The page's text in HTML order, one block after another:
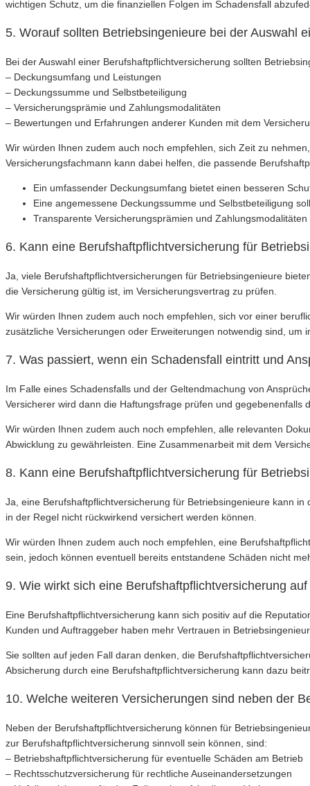
wichtigen Schutz, um die finanziellen Folgen im Schadensfall
5. Worauf sollten Betriebsingenieure bei der Auswahl
Bei der Auswahl einer Berufshaftpflichtversicherung sollten
– Deckungsumfang und Leistungen
– Deckungssumme und Selbstbeteiligung
– Versicherungsprämie und Zahlungsmodalitäten
– Bewertungen und Erfahrungen anderer Kunden mit dem
Wir würden Ihnen zudem auch noch empfehlen, sich Zeit zu
Versicherungsfachmann kann dabei helfen, die passende
Ein umfassender Deckungsumfang bietet einen besseren
Eine angemessene Deckungssumme und Selbstbeteiligung
Transparente Versicherungsprämien und
6. Kann eine Berufshaftpflichtversicherung für
Ja, viele Berufshaftpflichtversicherungen für Betriebsingenieure
die Versicherung gültig ist, im Versicherungsvertrag zu prüfen.
Wir würden Ihnen zudem auch noch empfehlen, sich vor einer
zusätzliche Versicherungen oder Erweiterungen notwendig sind, um
7. Was passiert, wenn ein Schadensfall eintritt und
Im Falle eines Schadensfalls und der Geltendmachung von
Versicherer wird dann die Haftungsfrage prüfen und gegebenenfalls
Wir würden Ihnen zudem auch noch empfehlen, alle relevanten
Abwicklung zu gewährleisten. Eine Zusammenarbeit mit dem
8. Kann eine Berufshaftpflichtversicherung für
Ja, eine Berufshaftpflichtversicherung für Betriebsingenieure kann
in der Regel nicht rückwirkend versichert werden können.
Wir würden Ihnen zudem auch noch empfehlen, eine
sein, jedoch können eventuell bereits entstandene Schäden nicht
9. Wie wirkt sich eine Berufshaftpflichtversicherung
Eine Berufshaftpflichtversicherung kann sich positiv auf die
Kunden und Auftraggeber haben mehr Vertrauen in
Sie sollten auf jeden Fall daran denken, die
Absicherung durch eine Berufshaftpflichtversicherung kann dazu
10. Welche weiteren Versicherungen sind neben der
Neben der Berufshaftpflichtversicherung können für
zur Berufshaftpflichtversicherung sinnvoll sein können, sind:
– Betriebshaftpflichtversicherung für eventuelle Schäden am Betrieb
– Rechtsschutzversicherung für rechtliche Auseinandersetzungen